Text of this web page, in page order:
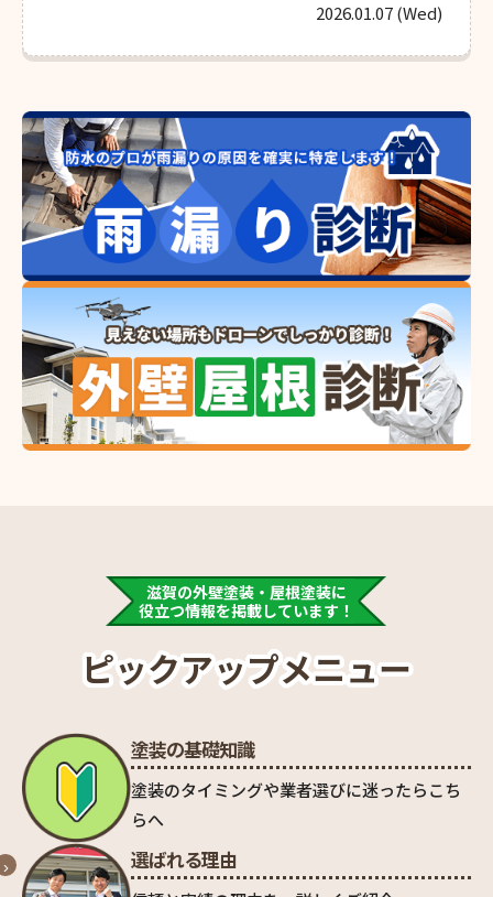
2026.01.07 (Wed)
滋賀の外壁塗装・屋根塗装に
役立つ情報を掲載しています！
ピックアップメニュー
塗装の基礎知識
塗装のタイミングや業者選びに迷ったらこち
らへ
選ばれる理由